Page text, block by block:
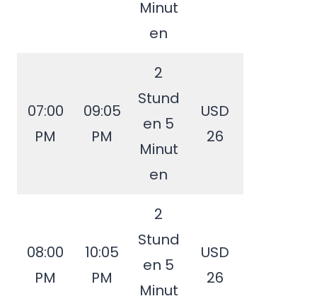
Minut
en
07:00
PM
09:05
PM
2
Stund
en 5
Minut
en
USD
26
08:00
PM
10:05
PM
2
Stund
en 5
Minut
USD
26